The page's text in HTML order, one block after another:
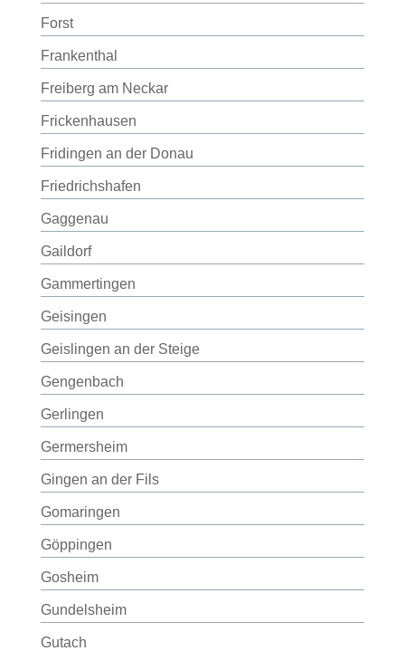
Forst
Frankenthal
Freiberg am Neckar
Frickenhausen
Fridingen an der Donau
Friedrichshafen
Gaggenau
Gaildorf
Gammertingen
Geisingen
Geislingen an der Steige
Gengenbach
Gerlingen
Germersheim
Gingen an der Fils
Gomaringen
Göppingen
Gosheim
Gundelsheim
Gutach